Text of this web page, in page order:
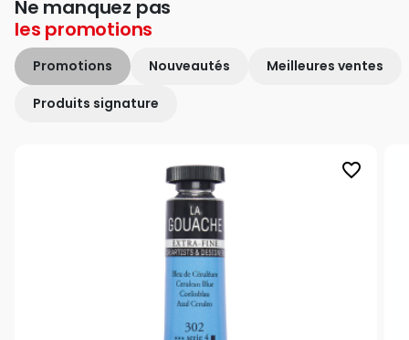
Ne manquez pas
les promotions
Promotions Nouveautés Meilleures ventes
Produits signature
favorite_border